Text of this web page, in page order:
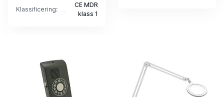
Klassificering:
CE MDR
klass 1